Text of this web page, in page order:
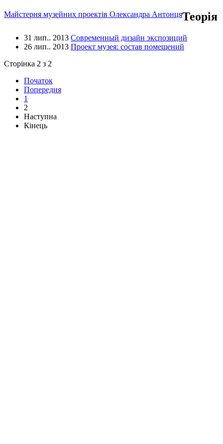
Майстерня музейних проектів Олександра АнтонцяТеорія
31 лип.. 2013 Современный дизайн экспозиций
26 лип.. 2013 Проект музея: состав помещений
Сторінка 2 з 2
Початок
Попередня
1
2
Наступна
Кінець